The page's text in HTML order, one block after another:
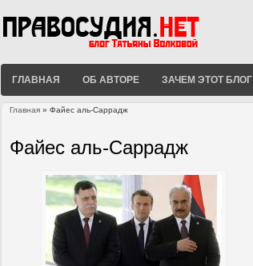
ГЛАВНАЯ ОБ АВТОРЕ ЗАЧЕМ ЭТОТ БЛОГ
Главная » Файес аль-Саррадж
Файес аль-Саррадж